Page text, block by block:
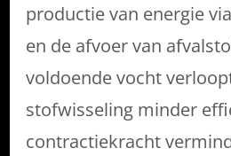
productie van energie
en de afvoer van
voldoende vocht
stofwisseling minder
contractiekracht